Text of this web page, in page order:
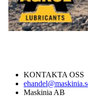
KONTAKTA OSS
Maskinia AB